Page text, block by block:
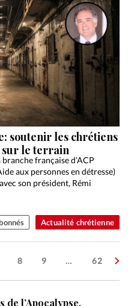
Actualité chrétienne
soutenir les chrétiens
sur le terrain
française d’ACP
aux personnes en détresse)
son président, Rémi
8 9 … 62
de l’Apocalypse,